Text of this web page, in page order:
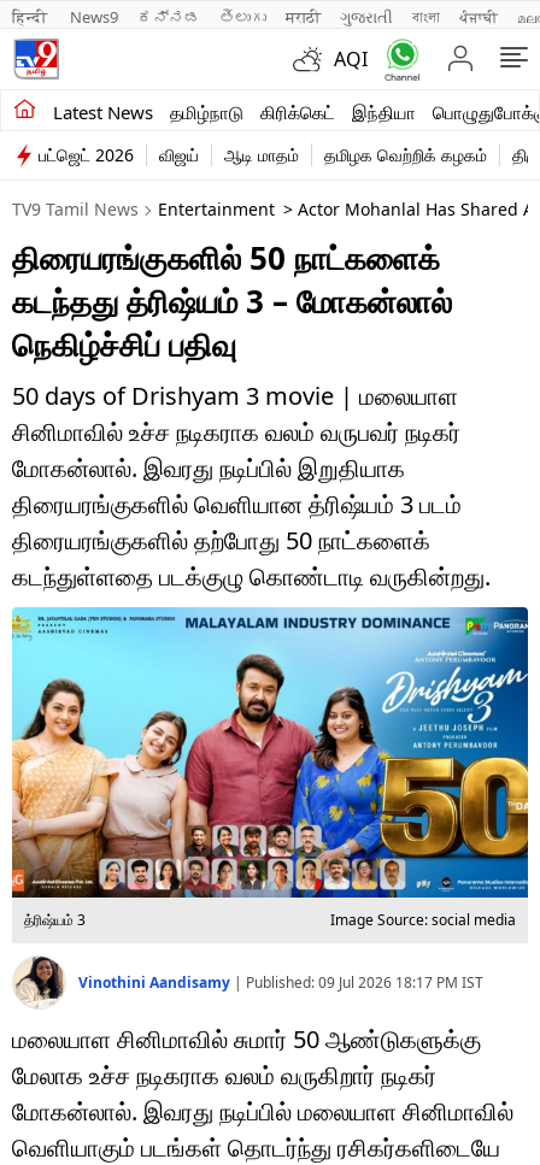
हिन्दी News9 ಕನ್ನಡ తెలుగు मराठी ગુજરાતી বাংলা ਪੰਜਾਬੀ
AQI
Latest News தமிழ்நாடு கிரிக்கெட் இந்தியா
சமீபத்திய செய்திகள்
தமிழ்நாடு
இந்தியா
உலகம்
விளையாட்டு
பொழுதுபோக்கு
லைஃப்ஸ்டைல்
வணிகம்
டெக்னாலஜி
ஆன்மீகம்
ஹெஃல்த்
ஷார்ட் வீடியோஸ்
வலை கதைகள்
போட்டோ கேலரி
பட்ஜெட் 2026 விஜய் ஆடி மாதம் தமிழக வெற்றிக் கழகம்
TV9 Tamil News Entertainment > Actor Mohanlal Has Shared
திரையரங்குகளில் 50 நாட்களைக்
கடந்தது த்ரிஷ்யம் 3 – மோகன்லால்
நெகிழ்ச்சிப் பதிவு
50 days of Drishyam 3 movie | மலையாள
சினிமாவில் உச்ச நடிகராக வலம் வருபவர் நடிகர்
மோகன்லால். இவரது நடிப்பில் இறுதியாக
திரையரங்குகளில் வெளியான த்ரிஷ்யம் 3 படம்
திரையரங்குகளில் தற்போது 50 நாட்களைக்
கடந்துள்ளதை படக்குழு கொண்டாடி வருகின்றது.
த்ரிஷ்யம் 3 Image Source: social media
Vinothini Aandisamy | Published:09 Jul 2026 18:17 PM IST
மலையாள சினிமாவில் சுமார் 50 ஆண்டுகளுக்கு
மேலாக உச்ச நடிகராக வலம் வருகிறார் நடிகர்
மோகன்லால். இவரது நடிப்பில் மலையாள சினிமாவில்
வெளியாகும் படங்கள் தொடர்ந்து ரசிகர்களிடையே